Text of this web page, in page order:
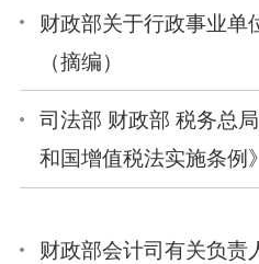
财政部关于行政事业单
（摘编）
司法部 财政部 税务总
和国增值税法实施条例
财政部会计司有关负责